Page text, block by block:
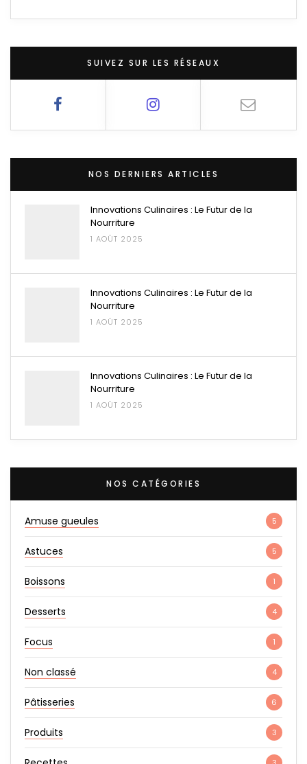
SUIVEZ SUR LES RÉSEAUX
NOS DERNIERS ARTICLES
Innovations Culinaires : Le Futur de la
Nourriture
1 AOÛT 2025
Innovations Culinaires : Le Futur de la
Nourriture
1 AOÛT 2025
Innovations Culinaires : Le Futur de la
Nourriture
1 AOÛT 2025
NOS CATÉGORIES
Amuse gueules 5
Astuces 5
Boissons 1
Desserts 4
Focus 1
Non classé 4
Pâtisseries 6
Produits 3